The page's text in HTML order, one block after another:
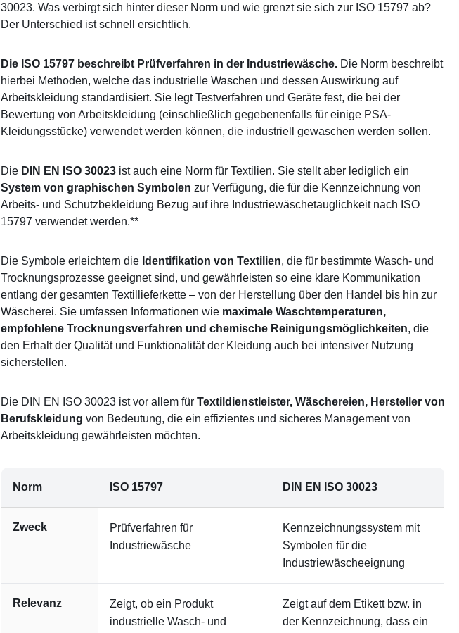
30023. Was verbirgt sich hinter dieser Norm und wie grenzt sie sich zur ISO 15797 ab?
Der Unterschied ist schnell ersichtlich.
Die ISO 15797 beschreibt Prüfverfahren in der Industriewäsche. Die Norm beschreibt
hierbei Methoden, welche das industrielle Waschen und dessen Auswirkung auf
Arbeitskleidung standardisiert. Sie legt Testverfahren und Geräte fest, die bei der
Bewertung von Arbeitskleidung (einschließlich gegebenenfalls für einige PSA-
Kleidungsstücke) verwendet werden können, die industriell gewaschen werden sollen.
Die DIN EN ISO 30023 ist auch eine Norm für Textilien. Sie stellt aber lediglich ein
System von graphischen Symbolen zur Verfügung, die für die Kennzeichnung von
Arbeits- und Schutzbekleidung Bezug auf ihre Industriewäschetauglichkeit nach ISO
15797 verwendet werden.**
Die Symbole erleichtern die Identifikation von Textilien, die für bestimmte Wasch- und
Trocknungsprozesse geeignet sind, und gewährleisten so eine klare Kommunikation
entlang der gesamten Textillieferkette – von der Herstellung über den Handel bis hin zur
Wäscherei. Sie umfassen Informationen wie maximale Waschtemperaturen,
empfohlene Trocknungsverfahren und chemische Reinigungsmöglichkeiten, die
den Erhalt der Qualität und Funktionalität der Kleidung auch bei intensiver Nutzung
sicherstellen.
Die DIN EN ISO 30023 ist vor allem für Textildienstleister, Wäschereien, Hersteller von
Berufskleidung von Bedeutung, die ein effizientes und sicheres Management von
Arbeitskleidung gewährleisten möchten.
Norm ISO 15797 DIN EN ISO 30023
Zweck
Prüfverfahren für
Industriewäsche
Kennzeichnungssystem mit
Symbolen für die
Industriewäscheeignung
Relevanz
Zeigt, ob ein Produkt
industrielle Wasch- und
Zeigt auf dem Etikett bzw. in
der Kennzeichnung, dass ein